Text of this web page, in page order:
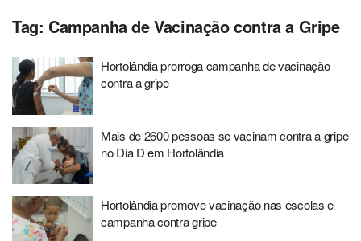
Tag: Campanha de Vacinação contra a Gripe
Hortolândia prorroga campanha de vacinação
contra a gripe
Mais de 2600 pessoas se vacinam contra a gripe
no Dia D em Hortolândia
Hortolândia promove vacinação nas escolas e
campanha contra gripe